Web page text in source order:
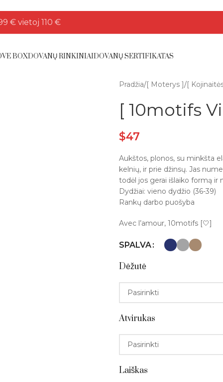
€ vietoj 110 €
BOXDOVANŲ RINKINIAIDOVANŲ SERTIFIKATAS
Pradžia/[ Moterys ]/[
[ 10motifs
$47
Aukštos, plonos, su minkšta
kelnių, ir prie džinsų. Jas
todėl jos gerai išlaiko formą ir
Dydžiai: vieno dydžio (36-39)
Rankų darbo puošyba
Avec l’amour, 10motifs [🤍]
SPALVA
Dėžutė
Atvirukas
Laiškas